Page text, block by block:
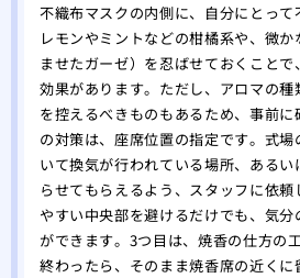
不織布マスクの内側に、自分にとっ
レモンやミントなどの柑橘系や、微
ませたガーゼ）を忍ばせておくこと
効果があります。ただし、アロマの
を控えるべきものもあるため、事前
の対策は、座席位置の指定です。式
いて換気が行われている場所、ある
らせてもらえるよう、スタッフに依
やすい中央部を避けるだけでも、気
ができます。3つ目は、焼香の仕方の
終わったら、そのまま焼香席の近く